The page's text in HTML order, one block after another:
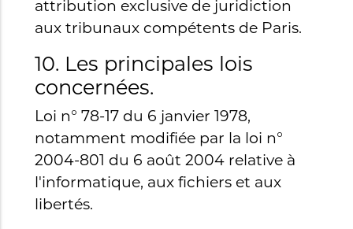
attribution exclusive de juridiction
aux tribunaux compétents de Paris.
10. Les principales lois
concernées.
Loi n° 78-17 du 6 janvier 1978,
notamment modifiée par la loi n°
2004-801 du 6 août 2004 relative à
l'informatique, aux fichiers et aux
libertés.